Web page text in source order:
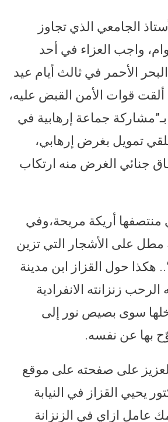
الجامعي الذي تجاوز
واجب العزاء في أحد
الأحمر في ثالث أيام عيد
قوات الأمن القبض عليه،
جماعة إرهابية في
تمويل بغرض إرهابي،
جنائي الغرض منه ارتكاب
أريكة مريحة،وفي
مطل على الأشجار التي تزين
هكذا حول القزاز ابن مدينة
زنزانته الانفرادية
سوى بصيص نور إلى
بها عن نفسه.
على صفحته على موقع
يحيي القزاز في النيابة
عامل ازاي في الزنزانة